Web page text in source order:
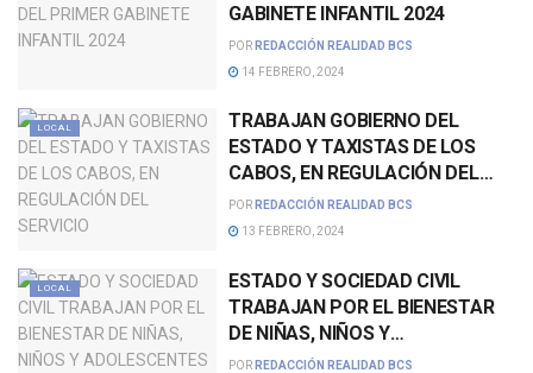
GABINETE INFANTIL 2024
POR REDACCIÓN REALIDAD BCS
14 FEBRERO, 2024
LOCAL
TRABAJAN GOBIERNO DEL
ESTADO Y TAXISTAS DE LOS
CABOS, EN REGULACIÓN DEL
SERVICIO
POR REDACCIÓN REALIDAD BCS
13 FEBRERO, 2024
LOCAL
ESTADO Y SOCIEDAD CIVIL
TRABAJAN POR EL BIENESTAR
DE NIÑAS, NIÑOS Y
ADOLESCENTES
POR REDACCIÓN REALIDAD BCS